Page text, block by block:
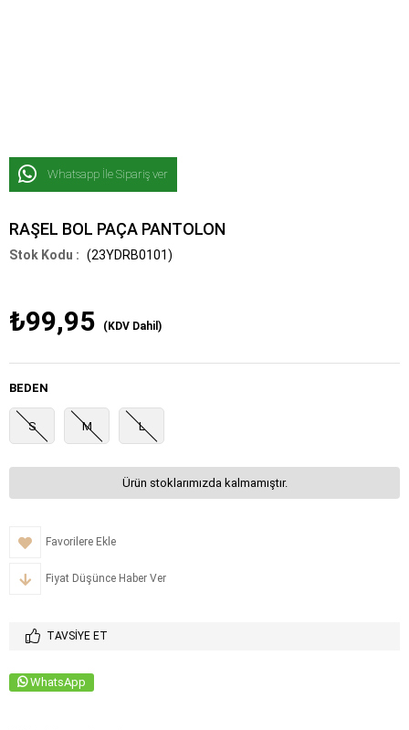
Whatsapp İle Sipariş ver
RAŞEL BOL PAÇA PANTOLON
(23YDRB0101)
₺99,95 (KDV Dahil)
BEDEN
S M L
Ürün stoklarımızda kalmamıştır.
Favorilere Ekle
Fiyat Düşünce Haber Ver
TAVSIYE ET
WhatsApp